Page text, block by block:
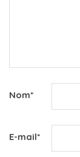
Nom*
E-mail*